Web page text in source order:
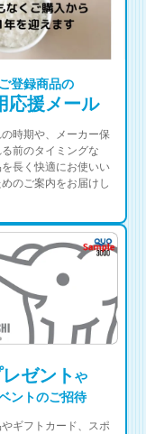
ご登録商品の
応援メール
時期や、メーカー保
前のタイミングな
を長く快適にお使いい
のご案内をお届けし
ゼントや
ントのご招待
ギフトカード、スポ